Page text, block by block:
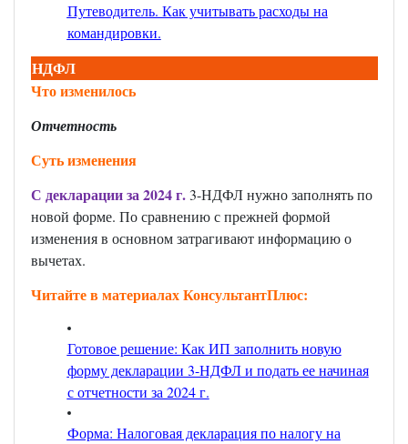
Путеводитель. Как учитывать расходы на
командировки.
НДФЛ
Что изменилось
Отчетность
Суть изменения
С декларации за 2024 г.3-НДФЛ нужно заполнять по
новой форме. По сравнению с прежней формой
изменения в основном затрагивают информацию о
вычетах.
Читайте в материалах КонсультантПлюс:
Готовое решение: Как ИП заполнить новую
форму декларации 3-НДФЛ и подать ее начиная
с отчетности за 2024 г.
Форма: Налоговая декларация по налогу на